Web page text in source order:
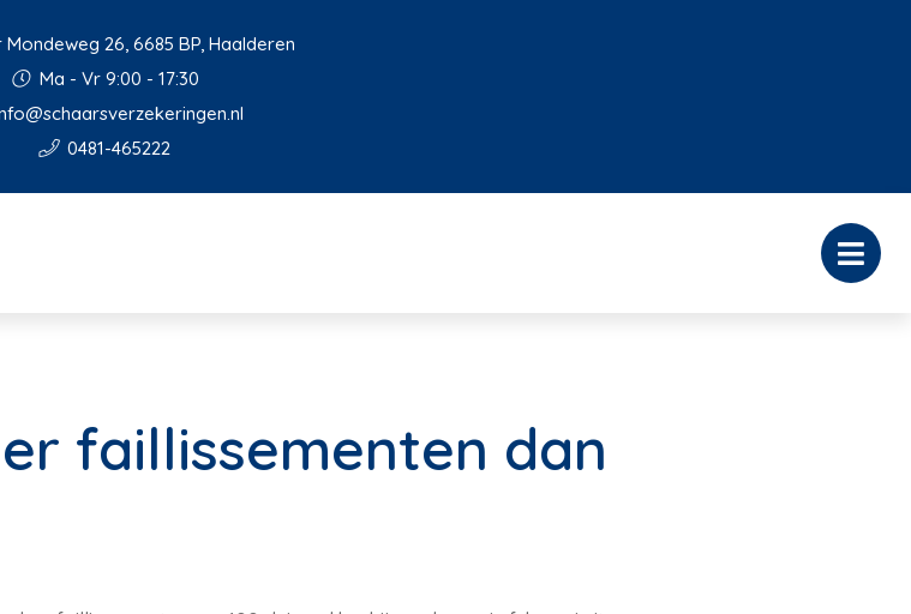
26, 6685 BP, Haalderen
Ma - Vr 9:00 - 17:30
0481-465222
faillissementen dan